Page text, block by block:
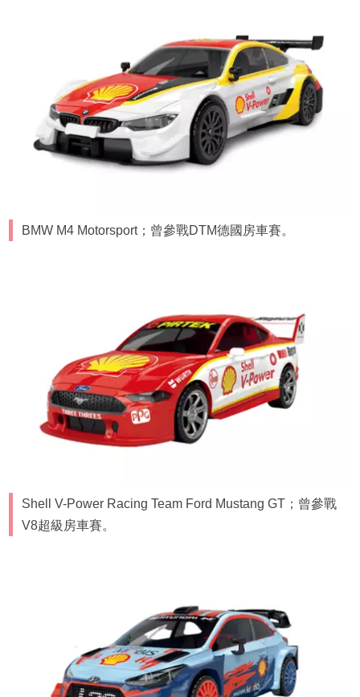
BMW M4 Motorsport；曾參戰DTM德國房車賽。
Shell V-Power Racing Team Ford Mustang GT；曾參戰
V8超級房車賽。